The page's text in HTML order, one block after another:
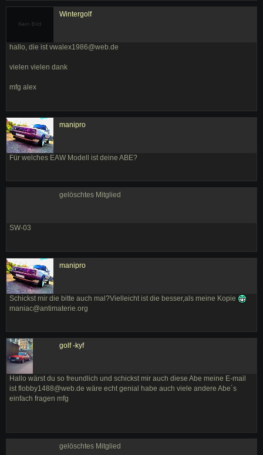
Wintergolf
hallo, die ist vwalex1986@web.de
vielen vielen dank
mfg alex
manipro
Für welches EAW Modell ist deine ABE?
gelöschtes Mitglied
SW-03
manipro
Schickst mir die bitte auch mal?Vielleicht ist die besser,als meine Kopie
maniac@antimaterie.org
golf -kyf
Hallo wärst du so freundlich und schickst mir auch diese Abe meine E-mail
ist flobby1488@web.de wäre echt genial habe auch viele andere Abe´s
einfach fragen mfg
gelöschtes Mitglied